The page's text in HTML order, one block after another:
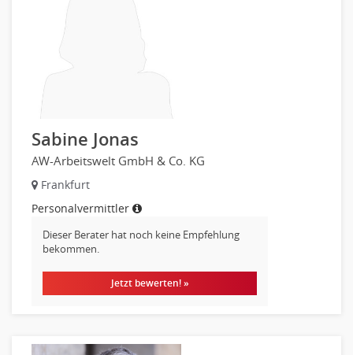
Sabine Jonas
AW-Arbeitswelt GmbH & Co. KG
Frankfurt
Personalvermittler
Dieser Berater hat noch keine Empfehlung
bekommen.
Jetzt bewerten! »